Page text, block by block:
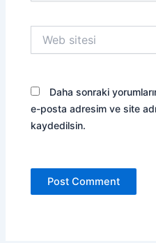
sitesi
Daha sonraki
e-posta adresim ve site
kaydedilsin.